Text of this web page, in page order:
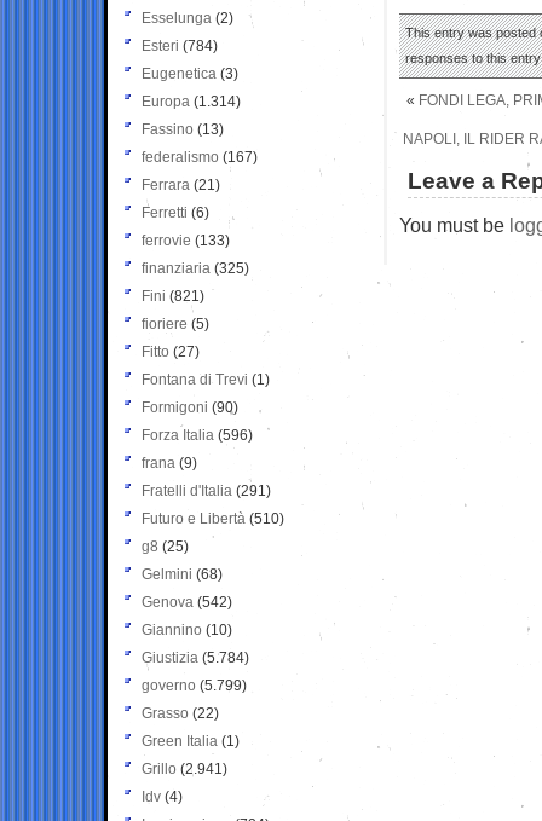
This entry was posted
responses to this
« FONDI LEGA,
NAPOLI, IL RIDER
Leave a
You must be
Esselunga (2)
Esteri (784)
Eugenetica (3)
Europa (1.314)
Fassino (13)
federalismo (167)
Ferrara (21)
Ferretti (6)
ferrovie (133)
finanziaria (325)
Fini (821)
fioriere (5)
Fitto (27)
Fontana di Trevi (1)
Formigoni (90)
Forza Italia (596)
frana (9)
Fratelli d'Italia (291)
Futuro e Libertà (510)
g8 (25)
Gelmini (68)
Genova (542)
Giannino (10)
Giustizia (5.784)
governo (5.799)
Grasso (22)
Green Italia (1)
Grillo (2.941)
Idv (4)